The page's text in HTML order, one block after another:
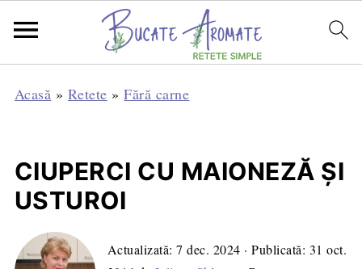
Acasă » Retete »Fără carne
CIUPERCI CU MAIONEZĂ ŞI
USTUROI
Actualizată:7 dec. 2024 · Publicată: 31 oct.